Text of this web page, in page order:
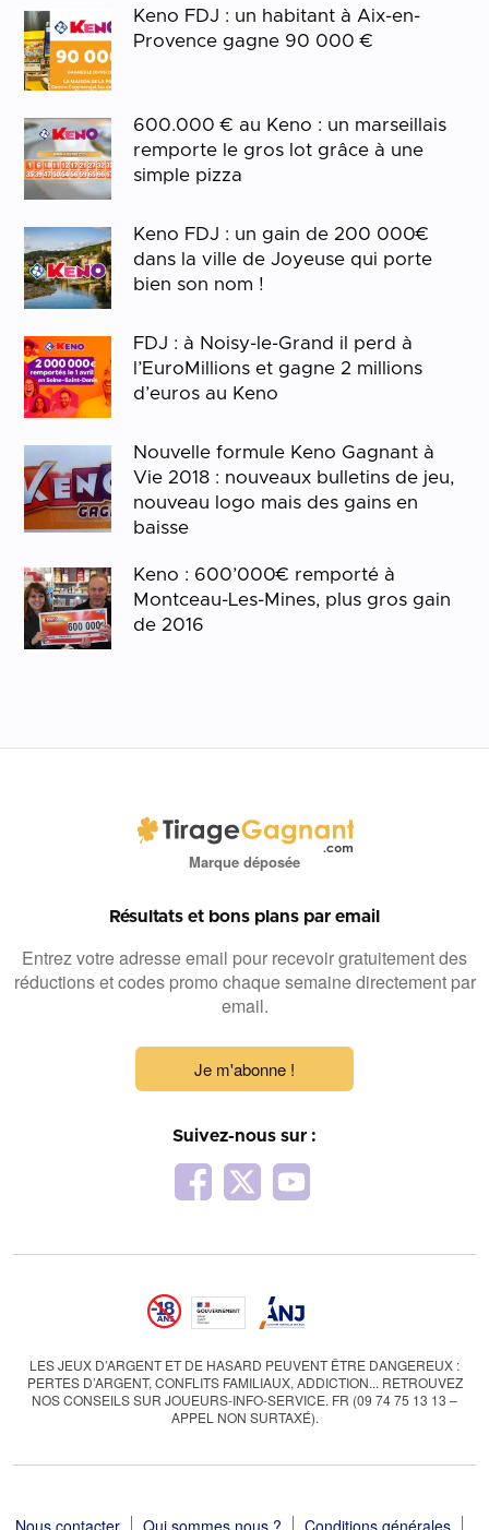
Keno FDJ : un habitant à Aix-en-
Provence gagne 90 000 €
600.000 € au Keno : un marseillais
remporte le gros lot grâce à une
simple pizza
Keno FDJ : un gain de 200 000€
dans la ville de Joyeuse qui porte
bien son nom !
FDJ : à Noisy-le-Grand il perd à
l’EuroMillions et gagne 2 millions
d’euros au Keno
Nouvelle formule Keno Gagnant à
Vie 2018 : nouveaux bulletins de jeu,
nouveau logo mais des gains en
baisse
Keno : 600’000€ remporté à
Montceau-Les-Mines, plus gros gain
de 2016
Marque déposée
Résultats et bons plans par email
Entrez votre adresse email pour recevoir gratuitement des
réductions et codes promo chaque semaine directement par
email.
Je m'abonne !
Suivez-nous sur :
LES JEUX D’ARGENT ET DE HASARD PEUVENT ÊTRE DANGEREUX :
PERTES D’ARGENT, CONFLITS FAMILIAUX, ADDICTION... RETROUVEZ
NOS CONSEILS SUR JOUEURS-INFO-SERVICE. FR (09 74 75 13 13 –
APPEL NON SURTAXÉ).